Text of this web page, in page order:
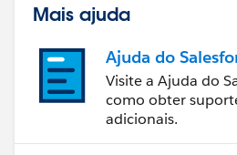
Mais ajuda
Ajuda do
Visite a Ajuda do
como obter
adicionais.